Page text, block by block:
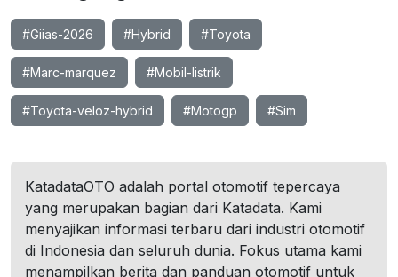
#Giias-2026 #Hybrid #Toyota
#Marc-marquez #Mobil-listrik
#Toyota-veloz-hybrid #Motogp #Sim
KatadataOTO adalah portal otomotif tepercaya
yang merupakan bagian dari Katadata. Kami
menyajikan informasi terbaru dari industri otomotif
di Indonesia dan seluruh dunia. Fokus utama kami
menampilkan berita dan panduan otomotif untuk